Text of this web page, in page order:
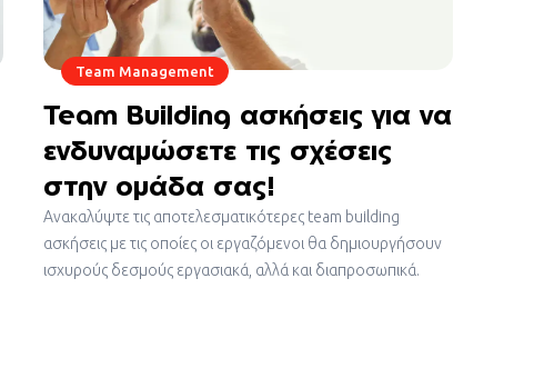
Team Management
Team Building ασκήσεις για να
ενδυναμώσετε τις σχέσεις
στην ομάδα σας!
Ανακαλύψτε τις αποτελεσματικότερες team building
ασκήσεις με τις οποίες οι εργαζόμενοι θα δημιουργήσουν
ισχυρούς δεσμούς εργασιακά, αλλά και διαπροσωπικά.